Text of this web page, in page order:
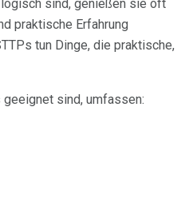
sind, genießen sie oft
praktische Erfahrung
tun Dinge, die praktische,
sind, umfassen: